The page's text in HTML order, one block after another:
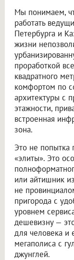
Мы понимаем,
работать
Петербурга и
жизни
проработкой
квадратного
комфортом по
архитектуры с
этажности,
встроенная
зона.
Это не попытка
«элиты». Это
или айтишник
не
пригорода с
уровнем
дешевизну —
для человека и
мегаполиса с
джунглей.